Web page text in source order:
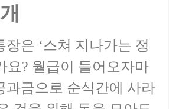
장은 ‘스쳐 지나가는 정
요? 월급이 들어오자마
과금으로 순식간에 사라